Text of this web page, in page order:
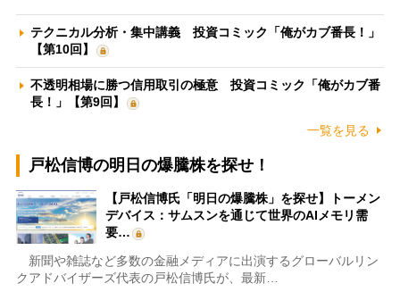
テクニカル分析・集中講義 投資コミック「俺がカブ番長！」
【第10回】
不透明相場に勝つ信用取引の極意 投資コミック「俺がカブ番
長！」【第9回】
一覧を見る
戸松信博の明日の爆騰株を探せ！
【戸松信博氏「明日の爆騰株」を探せ】トーメン
デバイス：サムスンを通じて世界のAIメモリ需
要…
新聞や雑誌など多数の金融メディアに出演するグローバルリン
クアドバイザーズ代表の戸松信博氏が、最新…